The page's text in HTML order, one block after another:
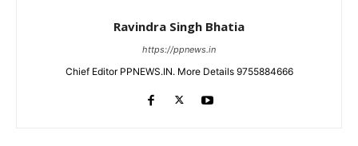
Ravindra Singh Bhatia
https://ppnews.in
Chief Editor PPNEWS.IN. More Details 9755884666